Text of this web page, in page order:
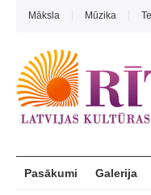
Māksla Mūzika
Pasākumi Galerija